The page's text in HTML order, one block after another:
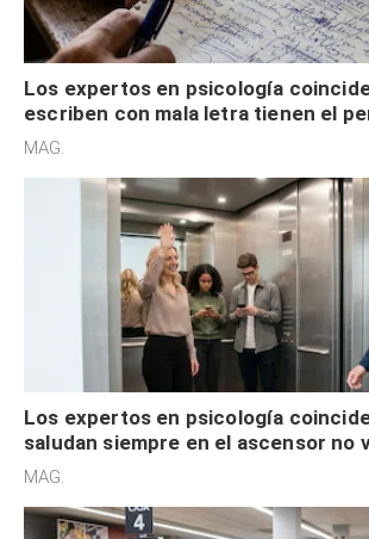
Los expertos en psicología
escriben con mala letra tienen el
acelerado y no lo hacen por
MAG.
Los expertos en psicología
saludan siempre en el ascensor no
defensiva y tienen apertura social
MAG.